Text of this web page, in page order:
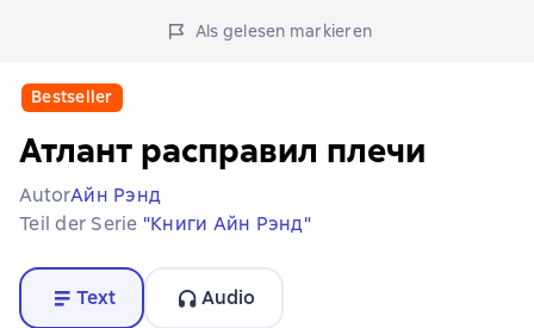
Als gelesen markieren
Bestseller
Атлант расправил плечи
AutorАйн Рэнд
Teil der Serie "Книги Айн Рэнд"
Text Audio